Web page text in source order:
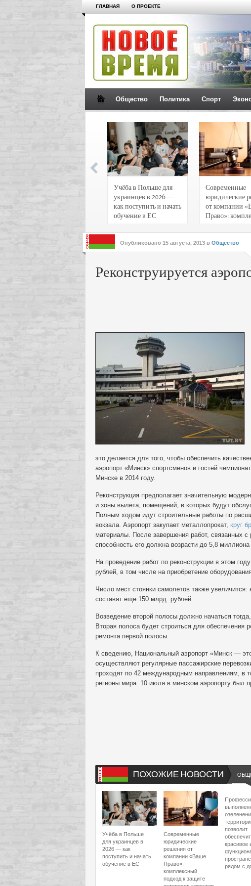
ГЛАВНАЯ О ПРОЕКТЕ
Общество Политика Спорт
Учёба в Польше для
украинцев в 2026 —
как поступить и начать
обучение в ЕС
Современные
юридические
от компании
Право»:
интересов
Опубликовано 15 августа, 2013 в Общество
Реконструируется
это делается для того, чтобы обеспечить
аэропорт «Минск» спортсменов и гостей
Минске в 2014 году.
Реконструкция предполагает значительную
и зоны вылета, помещений, в которых будут
Полным ходом идут строительные работы по
вокзала. Аэропорт закупает металлопрокат, круг
материалы. После завершения работ, связанных с
способность его должна возрасти до 5,8
На проведение работ по реконструкции в этом
рублей, в том числе на приобретение
Число мест стоянки самолетов также
составят еще 150 млрд. рублей.
Возведение второй полосы должно начаться
Вторая полоса будет строиться для обеспечения
ремонта первой полосы.
К сведению, Национальный аэропорт «Минск —
осуществляют регулярные пассажирские
проходят по 42 международным направлениям, в
регионы мира. 10 июля в минском аэропорту был
ПОХОЖИЕ НОВОСТИ
Учёба в Польше
для украинцев в
2026 — как
поступить и начать
обучение в ЕС
Современные
юридические
решения от
компании «Ваше
Право»:
комплексный
подход к защите
позволит
красивое
рядом с